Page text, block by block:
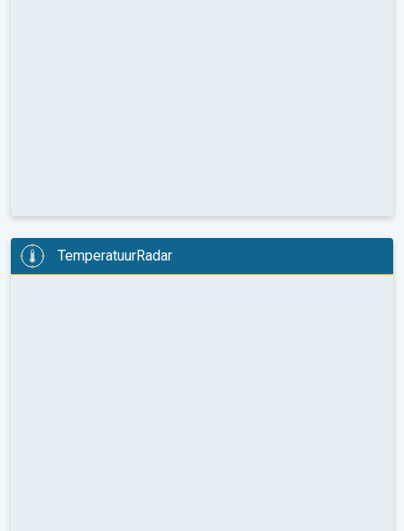
TemperatuurRadar